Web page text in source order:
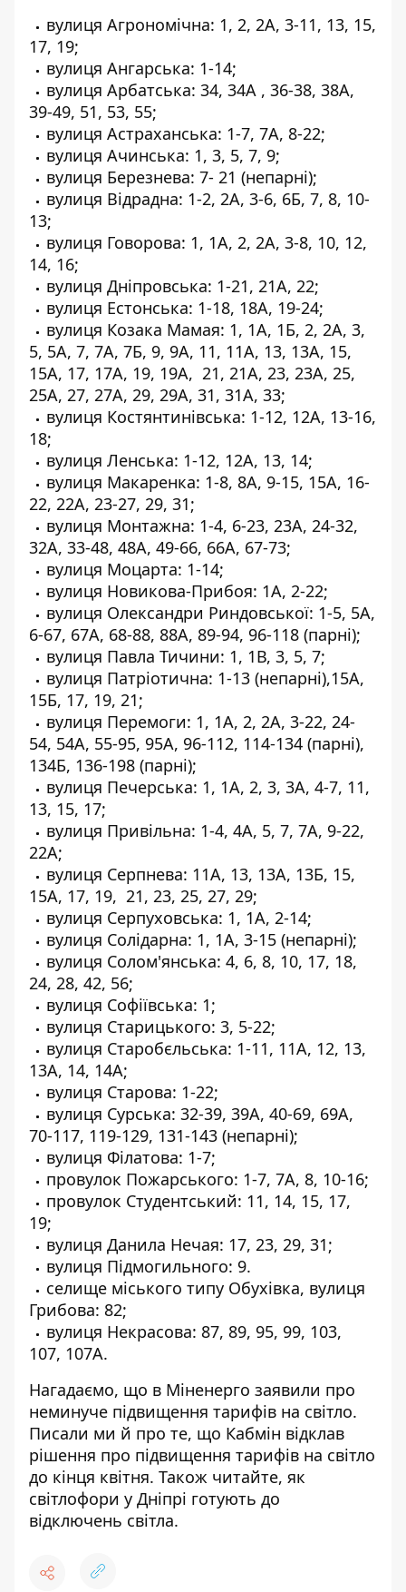
вулиця Агрономічна: 1, 2, 2А, 3-11, 13, 15,
17, 19;
вулиця Ангарська: 1-14;
вулиця Арбатська: 34, 34А , 36-38, 38А,
39-49, 51, 53, 55;
вулиця Астраханська: 1-7, 7А, 8-22;
вулиця Ачинська: 1, 3, 5, 7, 9;
вулиця Березнева: 7- 21 (непарні);
вулиця Відрадна: 1-2, 2А, 3-6, 6Б, 7, 8, 10-
13;
вулиця Говорова: 1, 1А, 2, 2А, 3-8, 10, 12,
14, 16;
вулиця Дніпровська: 1-21, 21А, 22;
вулиця Естонська: 1-18, 18А, 19-24;
вулиця Козака Мамая: 1, 1А, 1Б, 2, 2А, 3,
5, 5А, 7, 7А, 7Б, 9, 9А, 11, 11А, 13, 13А, 15,
15А, 17, 17А, 19, 19А, 21, 21А, 23, 23А, 25,
25А, 27, 27А, 29, 29А, 31, 31А, 33;
вулиця Костянтинівська: 1-12, 12А, 13-16,
18;
вулиця Ленська: 1-12, 12А, 13, 14;
вулиця Макаренка: 1-8, 8А, 9-15, 15А, 16-
22, 22А, 23-27, 29, 31;
вулиця Монтажна: 1-4, 6-23, 23А, 24-32,
32А, 33-48, 48А, 49-66, 66А, 67-73;
вулиця Моцарта: 1-14;
вулиця Новикова-Прибоя: 1А, 2-22;
вулиця Олександри Риндовської: 1-5, 5А,
6-67, 67А, 68-88, 88А, 89-94, 96-118 (парні);
вулиця Павла Тичини: 1, 1В, 3, 5, 7;
вулиця Патріотична: 1-13 (непарні),15А,
15Б, 17, 19, 21;
вулиця Перемоги: 1, 1А, 2, 2А, 3-22, 24-
54, 54А, 55-95, 95А, 96-112, 114-134 (парні),
134Б, 136-198 (парні);
вулиця Печерська: 1, 1А, 2, 3, 3А, 4-7, 11,
13, 15, 17;
вулиця Привільна: 1-4, 4А, 5, 7, 7А, 9-22,
22А;
вулиця Серпнева: 11А, 13, 13А, 13Б, 15,
15А, 17, 19, 21, 23, 25, 27, 29;
вулиця Серпуховська: 1, 1А, 2-14;
вулиця Солідарна: 1, 1А, 3-15 (непарні);
вулиця Солом'янська: 4, 6, 8, 10, 17, 18,
24, 28, 42, 56;
вулиця Софіївська: 1;
вулиця Старицького: 3, 5-22;
вулиця Старобєльська: 1-11, 11А, 12, 13,
13А, 14, 14А;
вулиця Старова: 1-22;
вулиця Сурська: 32-39, 39А, 40-69, 69А,
70-117, 119-129, 131-143 (непарні);
вулиця Філатова: 1-7;
провулок Пожарського: 1-7, 7А, 8, 10-16;
провулок Студентський: 11, 14, 15, 17,
19;
вулиця Данила Нечая: 17, 23, 29, 31;
вулиця Підмогильного: 9.
селище міського типу Обухівка, вулиця
Грибова: 82;
вулиця Некрасова: 87, 89, 95, 99, 103,
107, 107А.
Нагадаємо, що в Міненерго заявили про
неминуче підвищення тарифів на світло.
Писали ми й про те, що Кабмін відклав
рішення про підвищення тарифів на світло
до кінця квітня. Також читайте, як
світлофори у Дніпрі готують до
відключень світла.